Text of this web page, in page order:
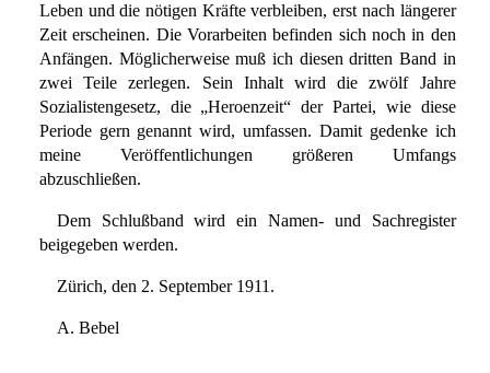
Leben und die nötigen Kräfte verbleiben, erst nach längerer
Zeit erscheinen. Die Vorarbeiten befinden sich noch in den
Anfängen. Möglicherweise muß ich diesen dritten Band in
zwei Teile zerlegen. Sein Inhalt wird die zwölf Jahre
Sozialistengesetz, die „Heroenzeit“ der Partei, wie diese
Periode gern genannt wird, umfassen. Damit gedenke ich
meine Veröffentlichungen größeren Umfangs
abzuschließen.
Dem Schlußband wird ein Namen- und Sachregister
beigegeben werden.
Zürich, den 2. September 1911.
A. Bebel